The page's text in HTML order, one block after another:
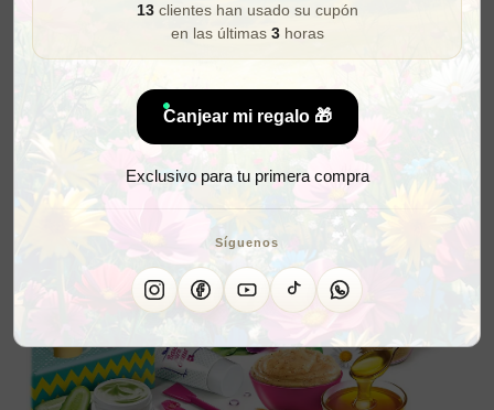
13clientes han usado su cupón
en las últimas 3horas
Canjear mi regalo 🎁
Exclusivo para tu primera compra
Síguenos